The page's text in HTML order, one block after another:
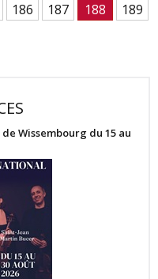
186 187 188 189
Wissembourg du 15 au